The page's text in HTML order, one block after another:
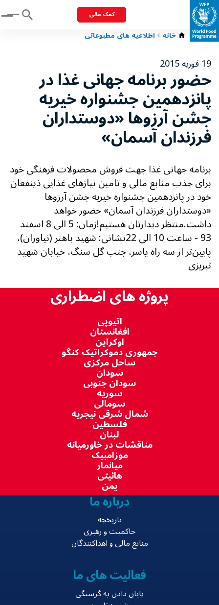
کمک مالی Menu
خانه اطلاعیه های مطبوعاتی
19 فوریه 2015
حضور برنامه جهانی غذا در
پانزدهمین جشنواره خیریه
جشن آرزوها «دوستداران
فرزندان آسمان»
برنامه جهانی غذا جهت فروش محصولات فرهنگی خود
برای جذب منابع مالی و تامین نیازهای غذایی ذینفعان
خود در پانزدهمین جشنواره خیریه جشن آرزوها
«دوستداران فرزندان آسمان» حضور خواهد
داشت.منتظر دیدارتان هستیم!زمان: 5 الی 8 اسفند
93 - ساعت 10 الی 22نشانی: شهید باهنر (نیاوران)،
پایین‌تر از سه راه یاسر، جنب گل سنگ، خیابان شهید
تبریزی
پروژه های اضطراری
اتیوپی
افغانستان
اوکراین
جمهوری دموکراتیک کنگو
ساحل مرکزی
سودان
سودان جنوبی
سوریه
سومالی
شمال شرقی نیجریه
فلسطین
لبنان
مناقشات در خاورمیانه
موزامبیک
میانمار
هائیتی
یمن
درباره ما
تاریخچه
حاکمیت و رهبری
منابع مالی و اهداکنندگان
فعالیت های ما
پایان دادن به گرسنگی